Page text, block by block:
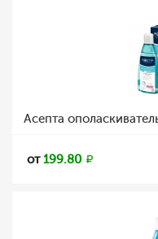
Асепта
от199.80